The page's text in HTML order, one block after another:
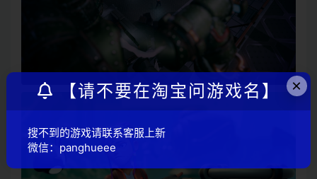
×
【请不要在淘宝问游戏名】
搜不到的游戏请联系客服上新
微信：panghueee